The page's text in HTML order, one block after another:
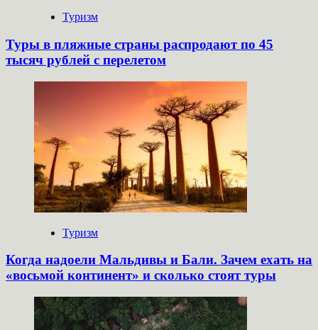
Туризм
Туры в пляжные страны распродают по 45
тысяч рублей с перелетом
Туризм
Когда надоели Мальдивы и Бали. Зачем ехать на
«восьмой континент» и сколько стоят туры